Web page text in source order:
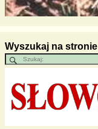
Wyszukaj na stronie